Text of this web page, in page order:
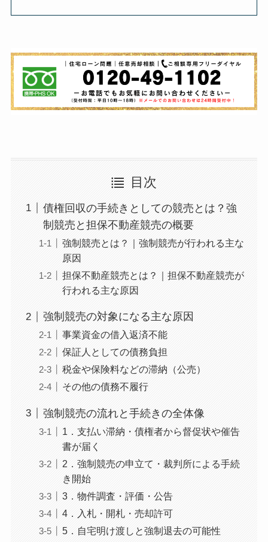
目次
債権回収の手続きとしての競売とは？強
制競売と担保不動産競売の概要
強制競売とは？｜強制競売が行われる主な
原因
担保不動産競売とは？｜担保不動産競売が
行われる主な原因
強制競売の対象になる主な原因
事業資金の借入返済不能
保証人としての債務負担
税金や保険料などの滞納（公売）
その他の債務不履行
強制競売の流れと手続きの全体像
1．支払い滞納・債権者から督促状や催告
書が届く
2．強制競売の申立て・裁判所による手続
き開始
3．物件調査・評価・公告
4．入札・開札・売却許可
5．自宅明け渡しと強制退去の可能性